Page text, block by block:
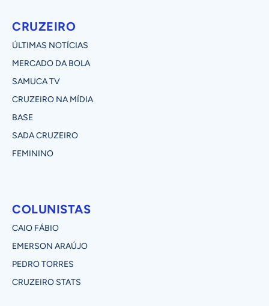
CRUZEIRO
ÚLTIMAS NOTÍCIAS
MERCADO DA BOLA
SAMUCA TV
CRUZEIRO NA MÍDIA
BASE
SADA CRUZEIRO
FEMININO
COLUNISTAS
CAIO FÁBIO
EMERSON ARAÚJO
PEDRO TORRES
CRUZEIRO STATS